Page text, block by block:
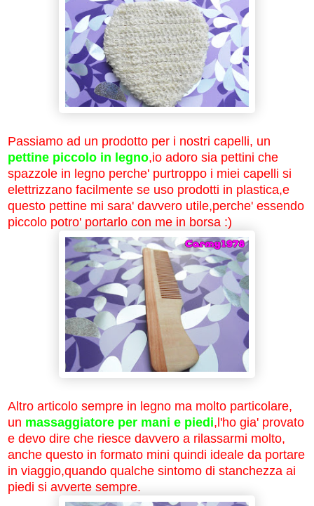
Passiamo ad un prodotto per i nostri capelli, un
pettine piccolo in legno,io adoro sia pettini che
spazzole in legno perche' purtroppo i miei capelli si
elettrizzano facilmente se uso prodotti in plastica,e
questo pettine mi sara' davvero utile,perche' essendo
piccolo potro' portarlo con me in borsa :)
Altro articolo sempre in legno ma molto particolare,
un massaggiatore per mani e piedi,l'ho gia' provato
e devo dire che riesce davvero a rilassarmi molto,
anche questo in formato mini quindi ideale da portare
in viaggio,quando qualche sintomo di stanchezza ai
piedi si avverte sempre.